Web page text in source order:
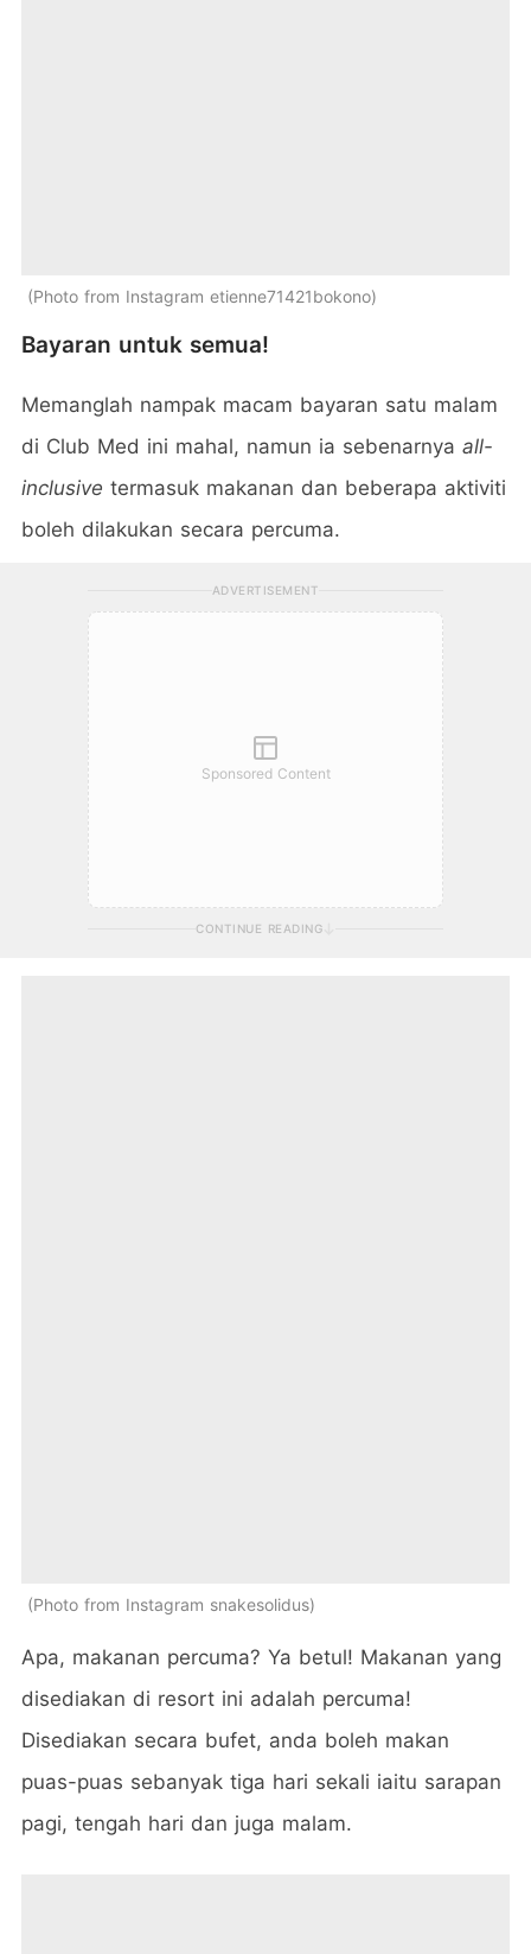
Photo from Instagram etienne71421bokono
Bayaran untuk semua!
Memanglah nampak macam bayaran satu malam
di Club Med ini mahal, namun ia sebenarnya all-
inclusive termasuk makanan dan beberapa aktiviti
boleh dilakukan secara percuma.
ADVERTISEMENT
Sponsored Content
CONTINUE READING
Photo from Instagram snakesolidus
Apa, makanan percuma? Ya betul! Makanan yang
disediakan di resort ini adalah percuma!
Disediakan secara bufet, anda boleh makan
puas-puas sebanyak tiga hari sekali iaitu sarapan
pagi, tengah hari dan juga malam.